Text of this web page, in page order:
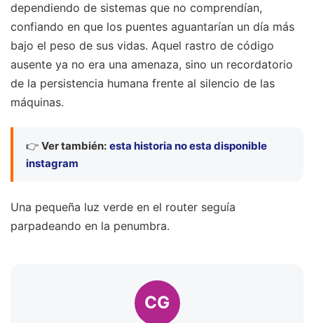
dependiendo de sistemas que no comprendían,
confiando en que los puentes aguantarían un día más
bajo el peso de sus vidas. Aquel rastro de código
ausente ya no era una amenaza, sino un recordatorio
de la persistencia humana frente al silencio de las
máquinas.
👉 Ver también: esta historia no esta disponible
instagram
Una pequeña luz verde en el router seguía
parpadeando en la penumbra.
CG